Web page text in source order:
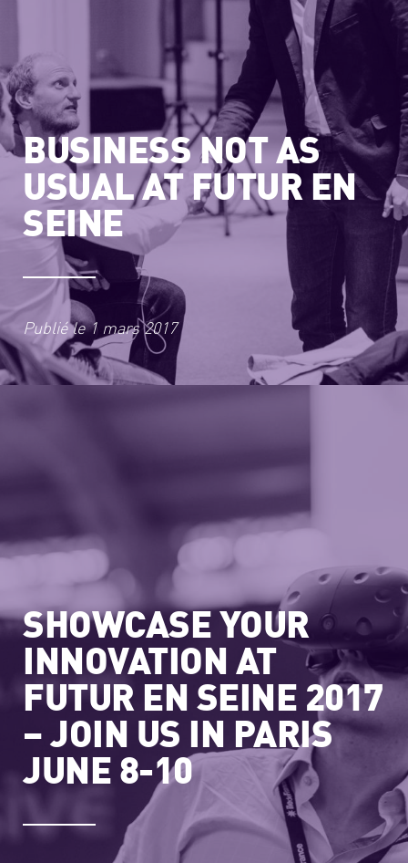
BUSINESS NOT AS
USUAL AT FUTUR EN
SEINE
Publié le1 mars 2017
SHOWCASE YOUR
INNOVATION AT
FUTUR EN SEINE 2017
– JOIN US IN PARIS
JUNE 8-10